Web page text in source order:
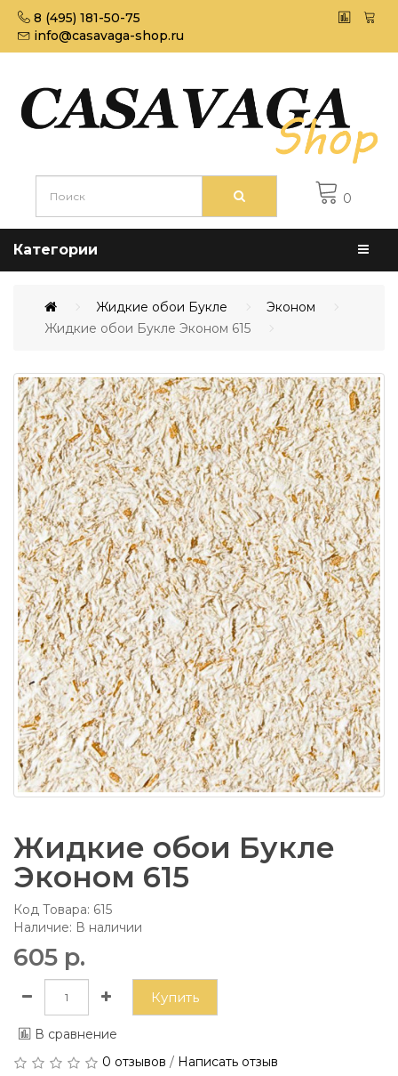
8 (495) 181-50-75
info@casavaga-shop.ru
0
Категории
Жидкие обои Букле
Эконом
Жидкие обои Букле Эконом 615
Жидкие обои Букле
Эконом 615
Код Товара: 615
Наличие: В наличии
605 р.
Купить
В сравнение
0 отзывов / Написать отзыв